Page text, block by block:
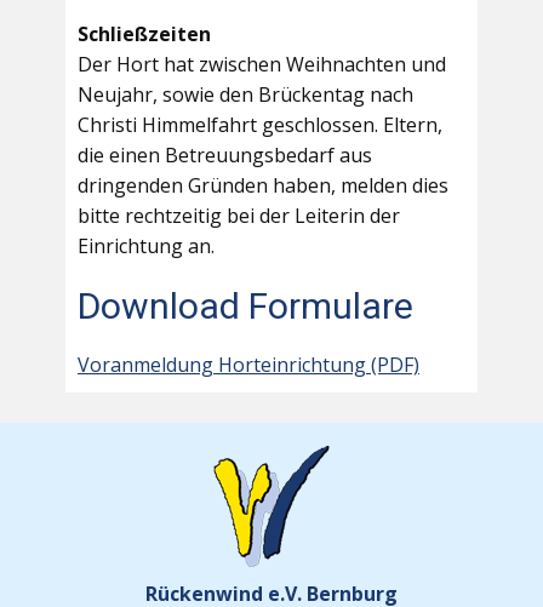
Schließzeiten
Der Hort hat zwischen Weihnachten und
Neujahr, sowie den Brückentag nach
Christi Himmelfahrt geschlossen. Eltern,
die einen Betreuungsbedarf aus
dringenden Gründen haben, melden dies
bitte rechtzeitig bei der Leiterin der
Einrichtung an.
Download Formulare
Voranmeldung Horteinrichtung (PDF)
Rückenwind e.V. Bernburg